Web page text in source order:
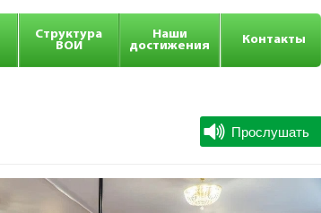
Структура
ВОИ
Наши
достижения
Контакты